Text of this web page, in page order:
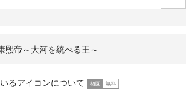
熙帝～大河を統べる王～
るアイコンについて